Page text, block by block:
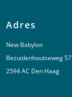
Adres
New Babylon
Bezuidenhoutseweg 57
2594 AC Den Haag